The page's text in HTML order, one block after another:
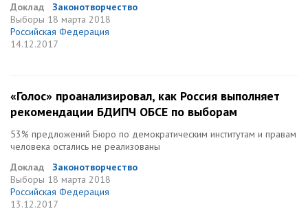
Доклад
Законотворчество
Выборы 18 марта 2018
Российская Федерация
14.12.2017
«Голос» проанализировал, как Россия выполняет
рекомендации БДИПЧ ОБСЕ по выборам
53% предложений Бюро по демократическим институтам и правам
человека остались не реализованы
Доклад
Законотворчество
Выборы 18 марта 2018
Российская Федерация
13.12.2017